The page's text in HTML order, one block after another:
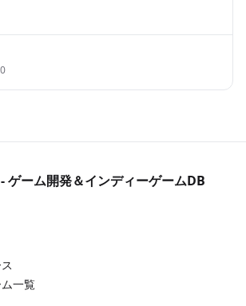
ーム開発＆インディーゲームDB
一覧